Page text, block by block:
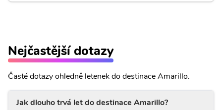
Nejčastější dotazy
Časté dotazy ohledně letenek do destinace Amarillo.
Jak dlouho trvá let do destinace Amarillo?